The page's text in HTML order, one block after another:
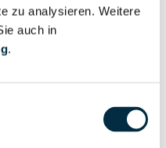
zu analysieren. Weitere
auch in
.
anfragen